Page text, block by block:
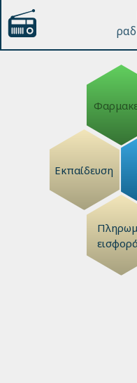
Εκπαίδευση